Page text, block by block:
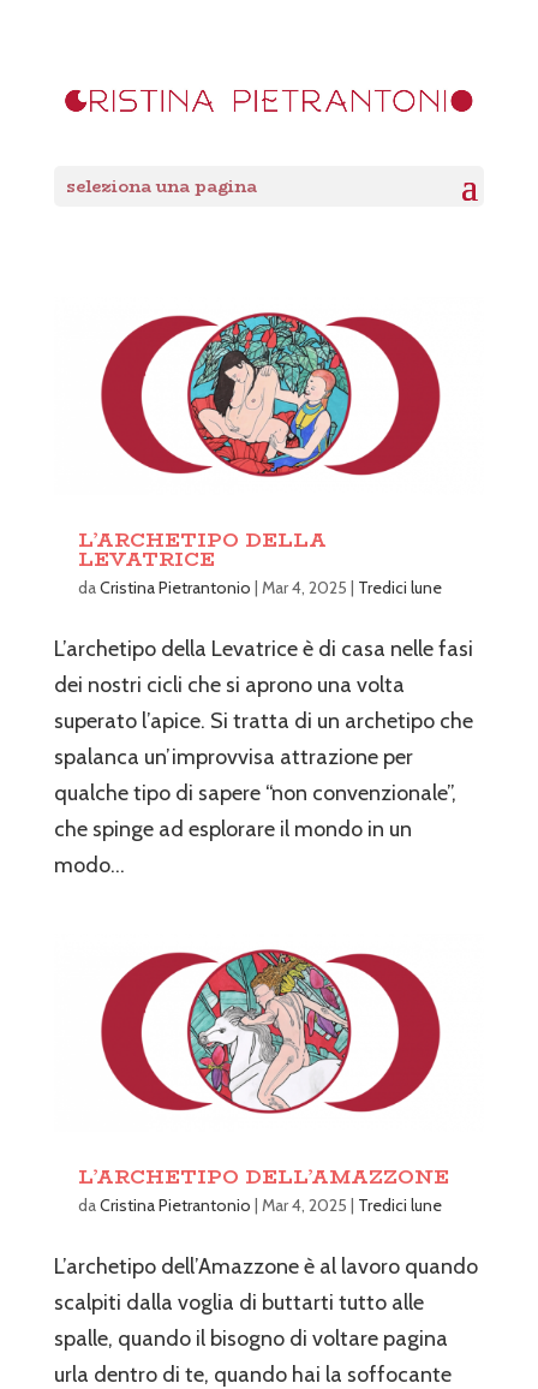
seleziona una pagina
L’ARCHETIPO DELLA
LEVATRICE
daCristina Pietrantonio | Mar 4, 2025 | Tredici lune
L’archetipo della Levatrice è di casa nelle fasi
dei nostri cicli che si aprono una volta
superato l’apice. Si tratta di un archetipo che
spalanca un’improvvisa attrazione per
qualche tipo di sapere “non convenzionale”,
che spinge ad esplorare il mondo in un
modo...
L’ARCHETIPO DELL’AMAZZONE
daCristina Pietrantonio | Mar 4, 2025 | Tredici lune
L’archetipo dell’Amazzone è al lavoro quando
scalpiti dalla voglia di buttarti tutto alle
spalle, quando il bisogno di voltare pagina
urla dentro di te, quando hai la soffocante